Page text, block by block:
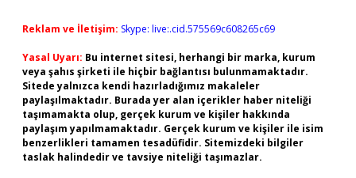
Reklam ve İletişim: Skype: live:.cid.575569c608265c69
Yasal Uyarı: Bu internet sitesi, herhangi bir marka, kurum
veya şahıs şirketi ile hiçbir bağlantısı bulunmamaktadır.
Sitede yalnızca kendi hazırladığımız makaleler
paylaşılmaktadır. Burada yer alan içerikler haber niteliği
taşımamakta olup, gerçek kurum ve kişiler hakkında
paylaşım yapılmamaktadır. Gerçek kurum ve kişiler ile isim
benzerlikleri tamamen tesadüfidir. Sitemizdeki bilgiler
taslak halindedir ve tavsiye niteliği taşımazlar.